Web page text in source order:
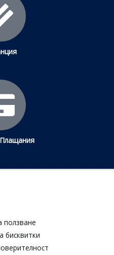
ползване​
бисквитки​